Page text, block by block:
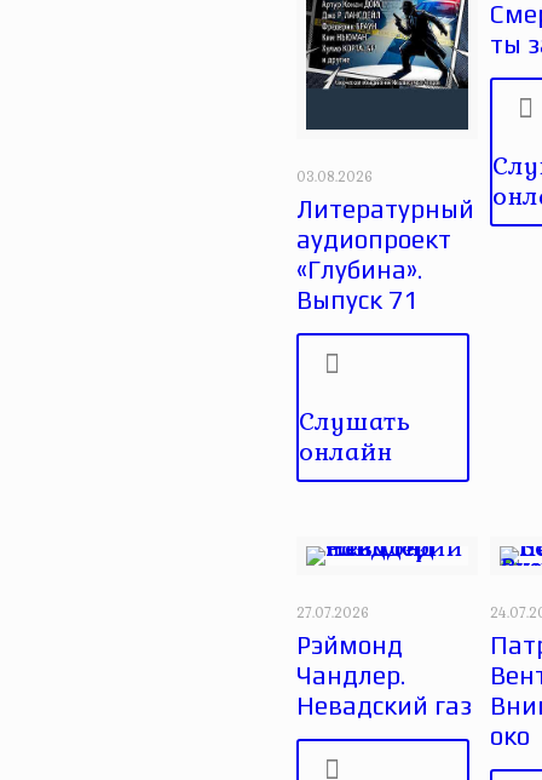
03.08.2026
Литературный
аудиопроект
«Глубина».
Выпуск 71
Слушать
онлайн
ты
27.07.2026
Рэймонд
Чандлер.
Невадский газ
око